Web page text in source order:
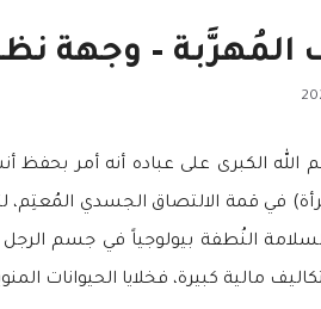
المُهرَّبة – وجهة
الله الكبرى على عباده أنه أمر
في قمة الالتصاق الجسدي المُعتِم،
لسلامة النُطفة بيولوجياً في جسم
مالية كبيرة، فخلايا الحيوانات